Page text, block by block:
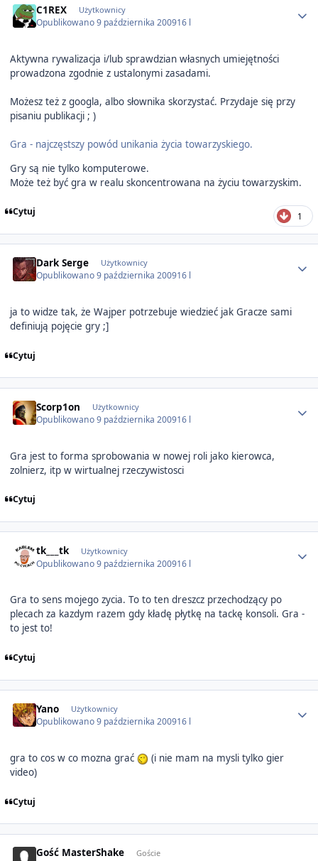
C1REX Użytkownicy
Opublikowano9 października 200916 l
Aktywna rywalizacja i/lub sprawdzian własnych umiejętności
prowadzona zgodnie z ustalonymi zasadami.
Możesz też z googla, albo słownika skorzystać. Przydaje się przy
pisaniu publikacji ; )
Gra - najczęstszy powód unikania życia towarzyskiego.
Gry są nie tylko komputerowe.
Może też być gra w realu skoncentrowana na życiu towarzyskim.
Cytuj 1
Dark Serge Użytkownicy
Opublikowano9 października 200916 l
ja to widze tak, że Wajper potrzebuje wiedzieć jak Gracze sami
definiują pojęcie gry ;]
Cytuj
Scorp1on Użytkownicy
Opublikowano9 października 200916 l
Gra jest to forma sprobowania w nowej roli jako kierowca,
zolnierz, itp w wirtualnej rzeczywistosci
Cytuj
tk___tk Użytkownicy
Opublikowano9 października 200916 l
Gra to sens mojego zycia. To to ten dreszcz przechodzący po
plecach za kazdym razem gdy kładę płytkę na tackę konsoli. Gra -
to jest to!
Cytuj
Yano Użytkownicy
Opublikowano9 października 200916 l
gra to cos w co mozna grać
(i nie mam na mysli tylko gier
video)
Cytuj
Gość MasterShake Goście